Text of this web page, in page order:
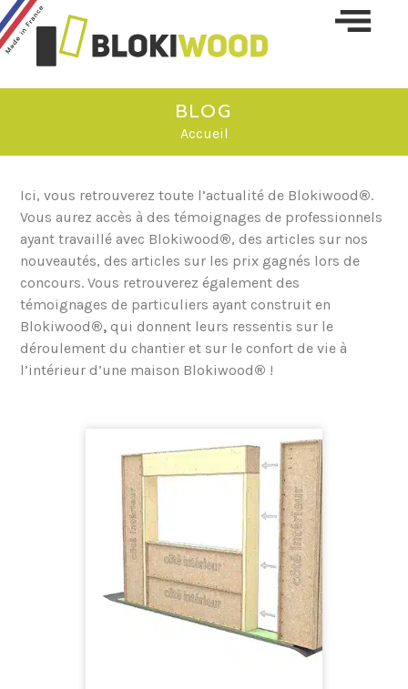
BLOG
Accueil
Ici, vous retrouverez toute l’actualité de Blokiwood®.
Vous aurez accès à des témoignages de professionnels
ayant travaillé avec Blokiwood®, des articles sur nos
nouveautés, des articles sur les prix gagnés lors de
concours. Vous retrouverez également des
témoignages de particuliers ayant construit en
Blokiwood®, qui donnent leurs ressentis sur le
déroulement du chantier et sur le confort de vie à
l’intérieur d’une maison Blokiwood® !